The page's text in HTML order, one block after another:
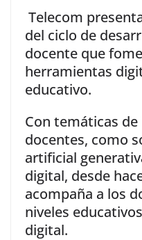
Telecom
del ciclo de
docente que
herramientas
educativo.
Con temáticas
docentes, como
artificial
digital, desde
acompaña a los
niveles
digital.